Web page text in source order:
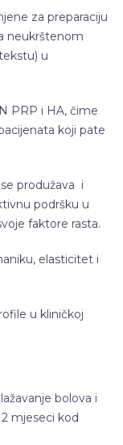
za preparaciju
neukrštenom
u
PRP i HA, čime
koji pate
produžava i
podršku u
faktore rasta.
elasticitet i
u kliničkoj
bolova i
mjeseci kod